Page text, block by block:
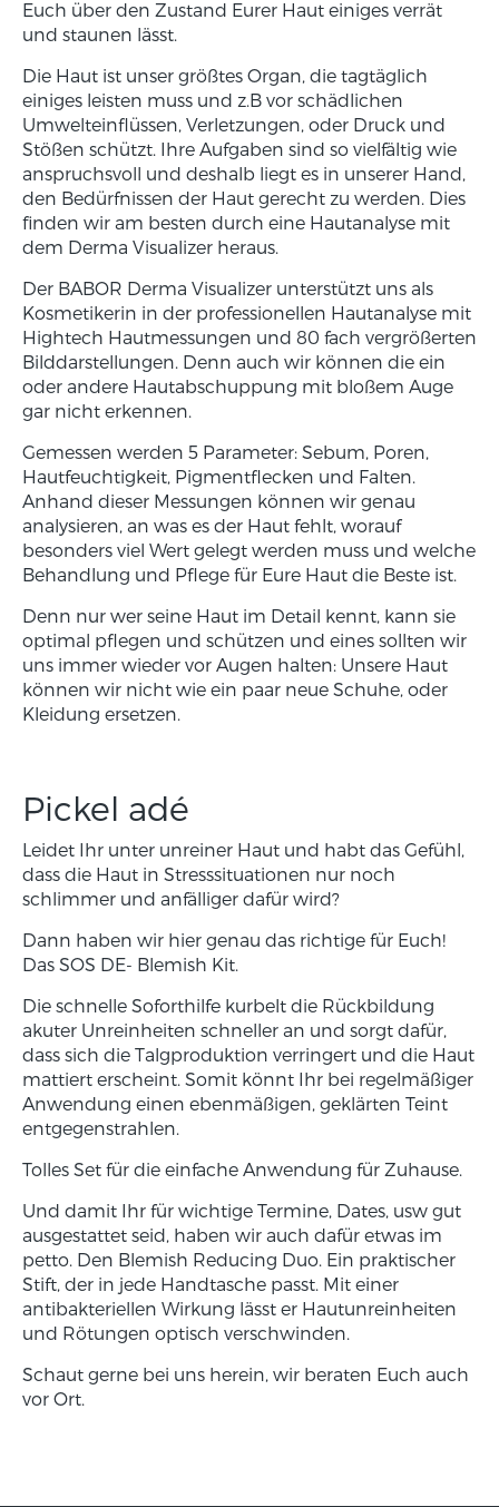
Euch über den Zustand Eurer Haut einiges verrät
und staunen lässt.
Die Haut ist unser größtes Organ, die tagtäglich
einiges leisten muss und z.B vor schädlichen
Umwelteinflüssen, Verletzungen, oder Druck und
Stößen schützt. Ihre Aufgaben sind so vielfältig wie
anspruchsvoll und deshalb liegt es in unserer Hand,
den Bedürfnissen der Haut gerecht zu werden. Dies
finden wir am besten durch eine Hautanalyse mit
dem Derma Visualizer heraus.
Der BABOR Derma Visualizer unterstützt uns als
Kosmetikerin in der professionellen Hautanalyse mit
Hightech Hautmessungen und 80 fach vergrößerten
Bilddarstellungen. Denn auch wir können die ein
oder andere Hautabschuppung mit bloßem Auge
gar nicht erkennen.
Gemessen werden 5 Parameter: Sebum, Poren,
Hautfeuchtigkeit, Pigmentflecken und Falten.
Anhand dieser Messungen können wir genau
analysieren, an was es der Haut fehlt, worauf
besonders viel Wert gelegt werden muss und welche
Behandlung und Pflege für Eure Haut die Beste ist.
Denn nur wer seine Haut im Detail kennt, kann sie
optimal pflegen und schützen und eines sollten wir
uns immer wieder vor Augen halten: Unsere Haut
können wir nicht wie ein paar neue Schuhe, oder
Kleidung ersetzen.
Pickel adé
Leidet Ihr unter unreiner Haut und habt das Gefühl,
dass die Haut in Stresssituationen nur noch
schlimmer und anfälliger dafür wird?
Dann haben wir hier genau das richtige für Euch!
Das SOS DE- Blemish Kit.
Die schnelle Soforthilfe kurbelt die Rückbildung
akuter Unreinheiten schneller an und sorgt dafür,
dass sich die Talgproduktion verringert und die Haut
mattiert erscheint. Somit könnt Ihr bei regelmäßiger
Anwendung einen ebenmäßigen, geklärten Teint
entgegenstrahlen.
Tolles Set für die einfache Anwendung für Zuhause.
Und damit Ihr für wichtige Termine, Dates, usw gut
ausgestattet seid, haben wir auch dafür etwas im
petto. Den Blemish Reducing Duo. Ein praktischer
Stift, der in jede Handtasche passt. Mit einer
antibakteriellen Wirkung lässt er Hautunreinheiten
und Rötungen optisch verschwinden.
Schaut gerne bei uns herein, wir beraten Euch auch
vor Ort.